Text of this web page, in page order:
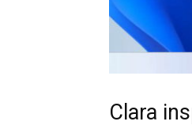
Clara